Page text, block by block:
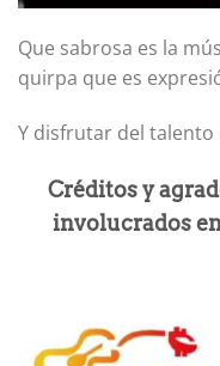
Que sabrosa es la
quirpa que es
Y disfrutar del talento
Créditos y
involucrados